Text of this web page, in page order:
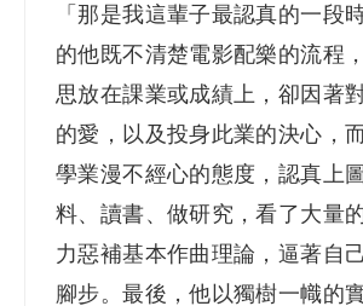
「那是我這輩子最認真的一段
的他既不清楚電影配樂的流程
思放在課業或成績上，卻因著
的愛，以及投身此業的決心，
學業漫不經心的態度，認真上
料、讀書、做研究，看了大量
力惡補基本作曲理論，逼著自
腳步。最後，他以獨樹一幟的